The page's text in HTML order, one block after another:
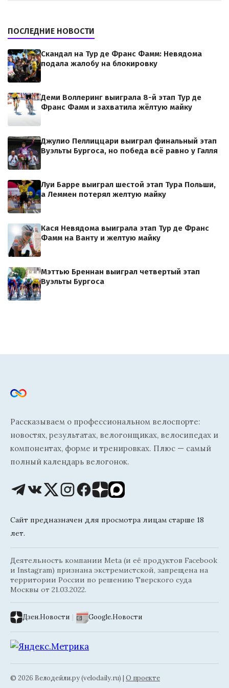
ПОСЛЕДНИЕ НОВОСТИ
Скандал на Тур де Франс Фамм: Невядома
подала жалобу на блокировку
Деми Воллеринг выиграла 8-й этап Тур де
Франс Фамм и захватила жёлтую майку
Джулио Пеллиццари выиграл финальный этап
Вуэльты Бургоса, но победа всё равно у Галля
Луи Барре выиграл шестой этап Тура Польши,
а Леммен потерял желтую майку
Кася Невядома выиграла этап Тур де Франс
Фамм на Ванту и желтую майку
Мэттью Бреннан выиграл четвертый этап
Вуэльты Бургоса
Рассказываем о профессиональном велоспорте:
новостях, результатах, велогонщиках, велосипедах и
компонентах, форме и тренировках. Плюс — самый
полный календарь велогонок.
Сайт предназначен для просмотра лицам старше 18
лет.
Деятельность компании Meta (и её продуктов Facebook
и Instagram) признана экстремистской, запрещена на
территории России по решению Тверского суда
Москвы от 21.03.2022.
Дзен.Новости | Google.Новости
© 2026 Велодейли.ру (velodaily.ru) | О проекте